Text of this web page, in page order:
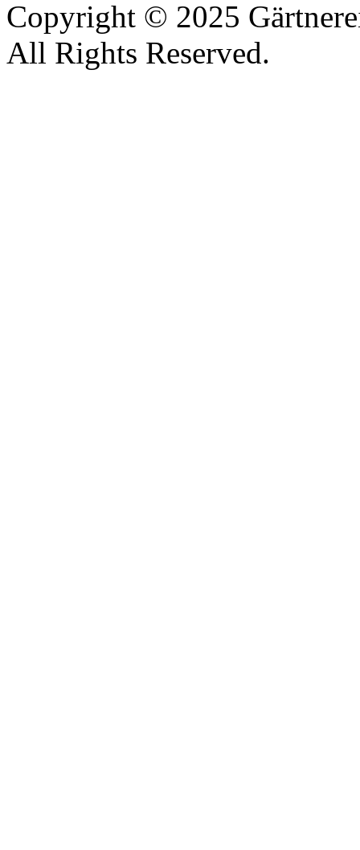
Copyright © 2025
All Rights Reserved.